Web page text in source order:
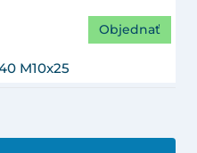
M10x25
Objednať